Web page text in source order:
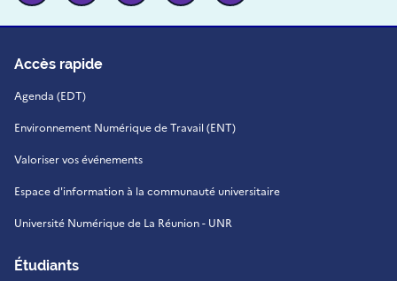
Accès rapide
Agenda (EDT)
Environnement Numérique de Travail (ENT)
Valoriser vos événements
Espace d'information à la communauté universitaire
Université Numérique de La Réunion - UNR
Étudiants